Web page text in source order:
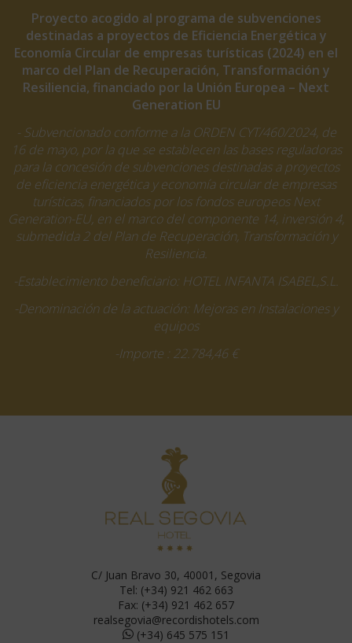
Proyecto acogido al programa de subvenciones
destinadas a proyectos de Eficiencia Energética y
Economía Circular de empresas turísticas (2024) en el
marco del Plan de Recuperación, Transformación y
Resiliencia, financiado por la Unión Europea – Next
Generation EU
- Subvencionado conforme a la ORDEN CYT/460/2024, de
16 de mayo, por la que se establecen las bases reguladoras
para la concesión de subvenciones destinadas a proyectos
de eficiencia energética y economía circular de empresas
turísticas, financiados por los fondos europeos Next
Generation-EU, en el marco del componente 14, inversión 4,
submedida 2 del Plan de Recuperación, Transformación y
Resiliencia.
-Establecimiento beneficiario: HOTEL INFANTA ISABEL,S.L.
-Denominación de la actuación: Mejoras en Instalaciones y
equipos
-Importe : 22.784,46 €
C/ Juan Bravo 30, 40001, Segovia
Tel: (+34) 921 462 663
Fax: (+34) 921 462 657
realsegovia@recordishotels.com
(+34) 645 575 151